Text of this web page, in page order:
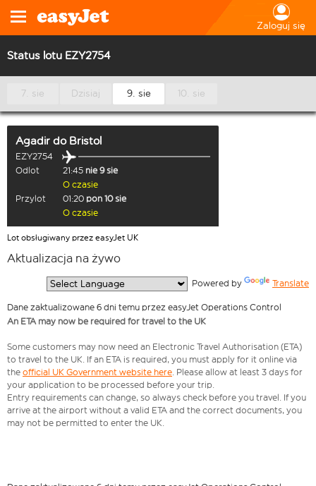
Zaloguj się
Status lotu EZY2754
7. sie Dzisiaj 9. sie 10. sie
Agadir do Bristol
EZY2754
Odlot
21:45 nie 9 sie
O czasie
Przylot
01:20 pon 10 sie
O czasie
Lot obsługiwany przez easyJet UK
Aktualizacja na żywo
Powered by Translate
Dane zaktualizowane 6 dni temu przez easyJet Operations Control
An ETA may now be required for travel to the UK
Some customers may now need an Electronic Travel Authorisation (ETA)
to travel to the UK. If an ETA is required, you must apply for it online via
the official UK Government website here. Please allow at least 3 days for
your application to be processed before your trip.
Entry requirements can change, so always check before you travel. If you
arrive at the airport without a valid ETA and the correct documents, you
may not be permitted to enter the UK.